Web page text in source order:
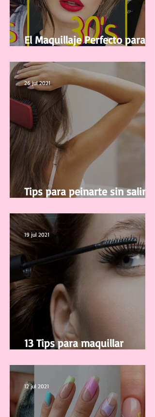
El Maquillaje Perfecto para tu
Tips para peinarte sin salir de
26 jul 2021
13 Tips para maquillar
19 jul 2021
12 jul 2021